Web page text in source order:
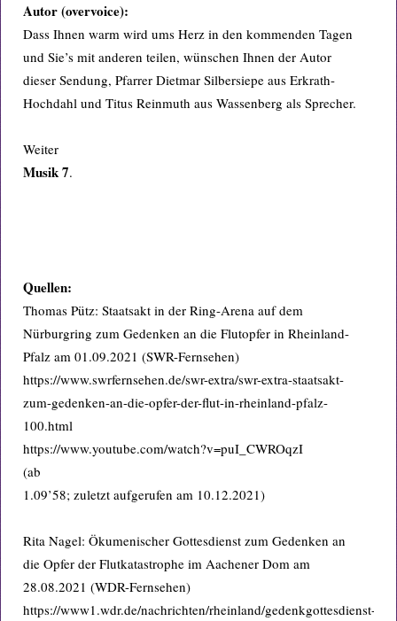
Autor (overvoice):
Dass Ihnen warm wird ums Herz in den kommenden Tagen
und Sie’s mit anderen teilen, wünschen Ihnen der Autor
dieser Sendung, Pfarrer Dietmar Silbersiepe aus Erkrath-
Hochdahl und Titus Reinmuth aus Wassenberg als Sprecher.
Weiter
Musik 7.
Quellen:
Thomas Pütz: Staatsakt in der Ring-Arena auf dem
Nürburgring zum Gedenken an die Flutopfer in Rheinland-
Pfalz am 01.09.2021 (SWR-Fernsehen)
https://www.swrfernsehen.de/swr-extra/swr-extra-staatsakt-
zum-gedenken-an-die-opfer-der-flut-in-rheinland-pfalz-
100.html
https://www.youtube.com/watch?v=puI_CWROqzI
(ab
1.09’58; zuletzt aufgerufen am 10.12.2021)
Rita Nagel: Ökumenischer Gottesdienst zum Gedenken an
die Opfer der Flutkatastrophe im Aachener Dom am
28.08.2021 (WDR-Fernsehen)
https://www1.wdr.de/nachrichten/rheinland/gedenkgottesdienst-